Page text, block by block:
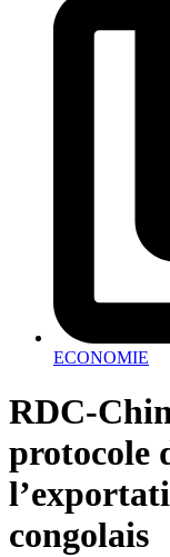
ECONOMIE
RDC-
protocole
congolais